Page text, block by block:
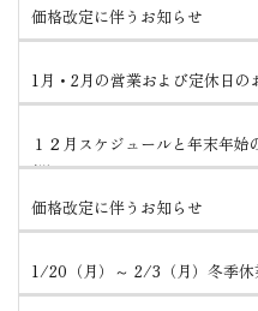
価格改定に伴うお知らせ
1月・2月の営業および定休日の
１２月スケジュールと年末年
報）
価格改定に伴うお知らせ
1/20（月）～ 2/3（月）冬季休